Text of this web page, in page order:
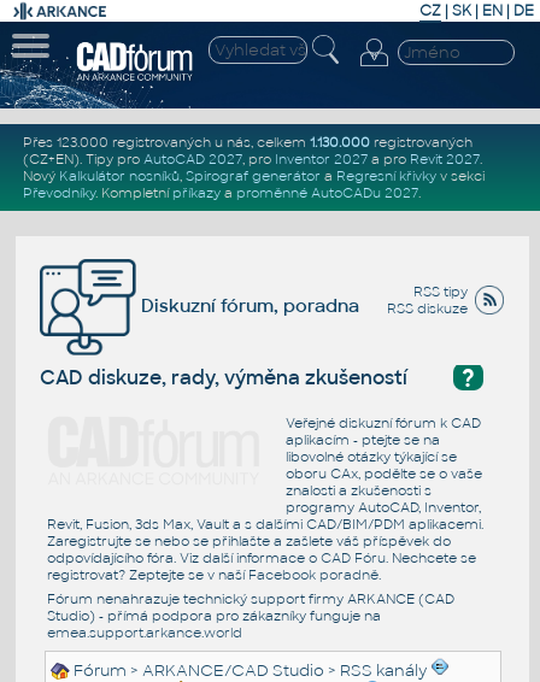
CZ | SK| EN | DE
Přes 123.000 registrovaných u nás, celkem 1.130.000registrovaných
(CZ+EN). Tipy pro AutoCAD 2027, pro Inventor 2027a pro Revit 2027.
Nový Kalkulátor nosníků, Spirograf generátor a Regresní křivkyv sekci
Převodníky. Kompletní příkazya proměnné AutoCADu 2027.
RSS tipy
RSS diskuze
Diskuzní fórum, poradna
?
CAD diskuze, rady, výměna zkušeností
Veřejné diskuzní fórum k CAD
aplikacím - ptejte se na
libovolné otázky týkající se
oboru CAx, podělte se o vaše
znalosti a zkušenosti s
programy AutoCAD, Inventor,
Revit, Fusion, 3ds Max, Vault a s dalšími CAD/BIM/PDM aplikacemi.
Zaregistrujte se nebo se přihlašte a zašlete váš příspěvek do
odpovídajícího fóra. Viz další informace o CAD Fóru. Nechcete se
registrovat? Zeptejte se v naší Facebook poradně.
Fórum nenahrazuje technický support firmy ARKANCE (CAD
Studio) - přímá podpora pro zákazníky funguje na
emea.support.arkance.world
Fórum >ARKANCE/CAD Studio > RSS kanály